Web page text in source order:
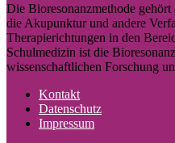
Die Bioresonanzmethode
die Akupunktur und andere
Therapierichtungen in den
Schulmedizin ist die
wissenschaftlichen Forschung
Kontakt
Datenschutz
Impressum